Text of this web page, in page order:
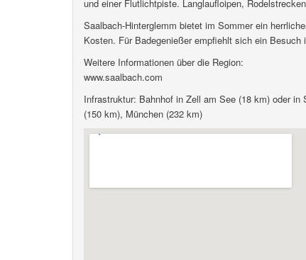
und einer Flutlichtpiste. Langlaufloipen,
Saalbach-Hinterglemm bietet im Sommer ein
Kosten. Für Badegenießer empfiehlt sich ein Besuch
Weitere Informationen über die Region:
www.saalbach.com
Infrastruktur: Bahnhof in Zell am See (18 km) oder
(150 km), München (232 km)